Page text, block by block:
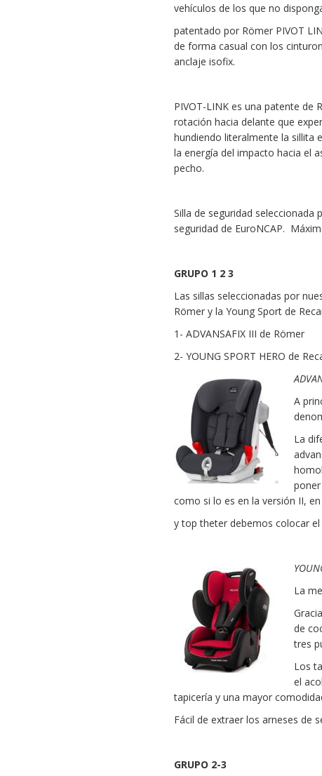
vehículos de los que no
patentado por Römer PIVOT
de forma casual con los
anclaje isofix.
PIVOT-LINK es una patente de
rotación hacia delante que
hundiendo literalmente la sillita
la energía del impacto hacia el
pecho.
Silla de seguridad
seguridad de EuroNCAP.
GRUPO 1 2 3
Las sillas seleccionadas por
Römer y la Young Sport de
1- ADVANSAFIX III de Römer
2- YOUNG SPORT HERO de
A
La
como si lo es en la versión II,
y top theter debemos colocar
La
de
tres
Los
el
tapicería y una mayor
Fácil de extraer los arneses de
GRUPO 2-3